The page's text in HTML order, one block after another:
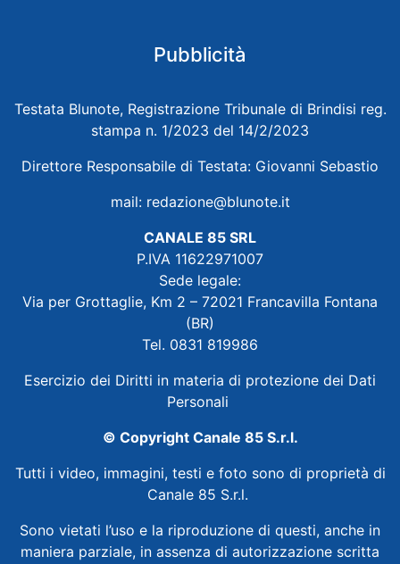
Pubblicità
Testata Blunote, Registrazione Tribunale di Brindisi reg.
stampa n. 1/2023 del 14/2/2023
Direttore Responsabile di Testata: Giovanni Sebastio
mail: redazione@blunote.it
CANALE 85 SRL
P.IVA 11622971007
Sede legale:
Via per Grottaglie, Km 2 – 72021 Francavilla Fontana
(BR)
Tel. 0831 819986
Esercizio dei Diritti in materia di protezione dei Dati
Personali
© Copyright Canale 85 S.r.l.
Tutti i video, immagini, testi e foto sono di proprietà di
Canale 85 S.r.l.
Sono vietati l’uso e la riproduzione di questi, anche in
maniera parziale, in assenza di autorizzazione scritta